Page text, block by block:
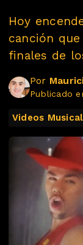
Hoy
canción
finales de
Por
Publicado
Videos